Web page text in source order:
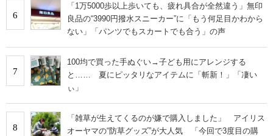
6
「1万5000歩以上歩いても、疲れ具合が全然違う」無印
良品の“3990円撥水スニーカー”に「もう何足目かわから
ない」「パンツでもスカートでも合う」の声
7
100均で買った手ぬぐい→子ども用にアレンジする
と…… 夏にピッタリなアイテムに「斬新！」「凄い
ぃ」
8
「雑草が生えてくるのが嫌で購入しました」 アイリス
オーヤマの“防草グッズ”が大人気 「今回で3度目の購